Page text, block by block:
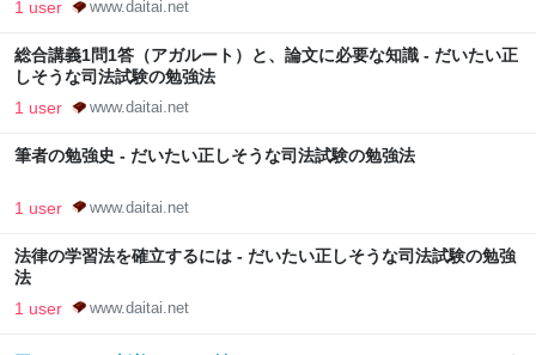
1 user www.daitai.net
総合講義1問1答（アガルート）と、論文に必要な知識 - だいたい正
しそうな司法試験の勉強法
1 user www.daitai.net
筆者の勉強史 - だいたい正しそうな司法試験の勉強法
1 user www.daitai.net
法律の学習法を確立するには - だいたい正しそうな司法試験の勉強
法
1 user www.daitai.net